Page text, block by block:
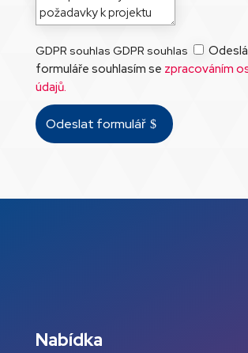
GDPR souhlas GDPR souhlas
formuláře souhlasím se zpracováním
údajů.
Odeslat formulář
Nabídka